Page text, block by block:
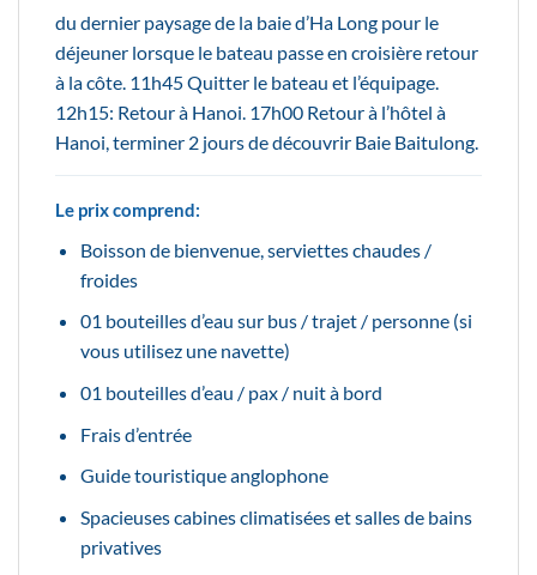
du dernier paysage de la baie d’Ha Long pour le
déjeuner lorsque le bateau passe en croisière retour
à la côte. 11h45 Quitter le bateau et l’équipage.
12h15: Retour à Hanoi. 17h00 Retour à l’hôtel à
Hanoi, terminer 2 jours de découvrir Baie Baitulong.
Le prix comprend:
Boisson de bienvenue, serviettes chaudes /
froides
01 bouteilles d’eau sur bus / trajet / personne (si
vous utilisez une navette)
01 bouteilles d’eau / pax / nuit à bord
Frais d’entrée
Guide touristique anglophone
Spacieuses cabines climatisées et salles de bains
privatives